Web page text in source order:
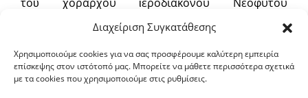
Διαχείριση Συγκατάθεσης
Χρησιμοποιούμε cookies για να σας προσφέρουμε καλύτερη εμπειρία
επίσκεψης στον ιστότοπό μας. Μπορείτε να μάθετε περισσότερα σχετικά
με τα cookies που χρησιμοποιούμε στις ρυθμίσεις.
2. Ἡ Χορωδία τοῦ Μουσικοῦ Σχολείου Σερρῶν, ὑπὸ
τὴν διεύθυνση τοῦ χοράρχου κ. Χρήστου
Καραμάνη.
3. Ἡ Χορωδία τοῦ Μουσικοῦ Σχολείου Κατερίνης,